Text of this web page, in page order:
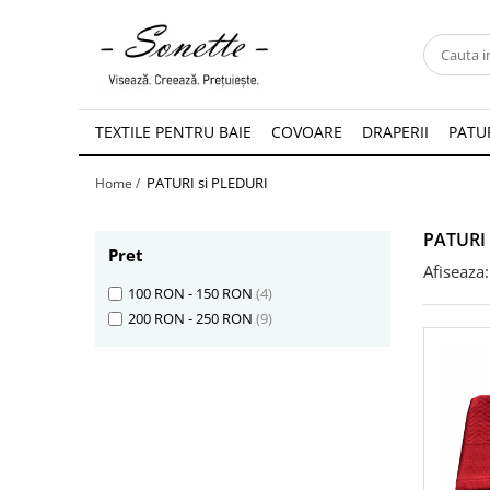
PENTRU PAT
LENJERII DE PAT
LENJERII DE PAT CU PATURA
LENJERII DE PAT CU PILOTA SI
TEXTILE PENTRU BAIE COVOARE DRAPERII
Home / PATURI si PLEDURI
Pret
100 RON - 150 RON (4)
200 RON - 250 RON (9)
Afiseaza: